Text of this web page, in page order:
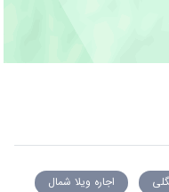
اجاره ویلا شمال